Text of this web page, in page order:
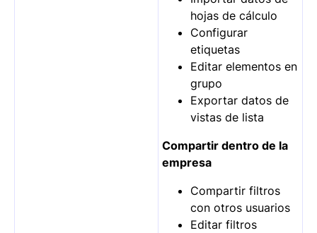
hojas de cálculo
Configurar
etiquetas
Editar elementos en
grupo
Exportar datos de
vistas de lista
Compartir dentro de la
empresa
Compartir filtros
con otros usuarios
Editar filtros